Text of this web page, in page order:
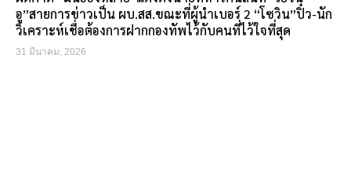
อู”สายการข่าวเป็น ผบ.สส.ขณะที่ผู้นำเบอร์ 2 “โซวิน”ปิ๋ว-นัก
วิเคราะห์เชื่อต้องการฝากกองทัพไว้กับคนที่ไว้ใจที่สุด
31 มีนาคม, 2026